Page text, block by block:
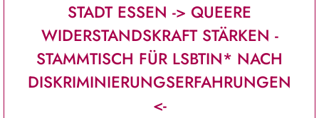
STADT ESSEN -> QUEERE
WIDERSTANDSKRAFT STÄRKEN -
STAMMTISCH FÜR LSBTIN* NACH
DISKRIMINIERUNGSERFAHRUNGEN
<-